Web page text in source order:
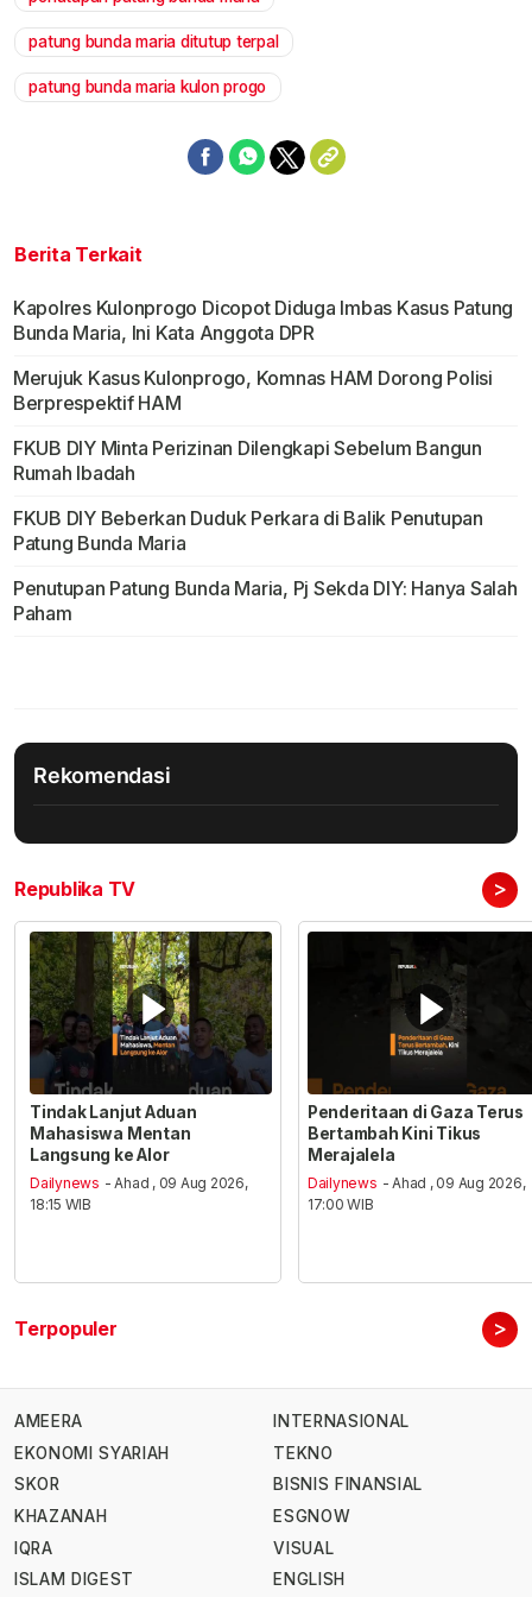
patung bunda maria ditutup terpal
patung bunda maria kulon progo
Berita Terkait
Kapolres Kulonprogo Dicopot Diduga Imbas Kasus Patung
Bunda Maria, Ini Kata Anggota DPR
Merujuk Kasus Kulonprogo, Komnas HAM Dorong Polisi
Berprespektif HAM
FKUB DIY Minta Perizinan Dilengkapi Sebelum Bangun
Rumah Ibadah
FKUB DIY Beberkan Duduk Perkara di Balik Penutupan
Patung Bunda Maria
Penutupan Patung Bunda Maria, Pj Sekda DIY: Hanya Salah
Paham
Rekomendasi
Republika TV >
Tindak Lanjut Aduan
Mahasiswa Mentan
Langsung ke Alor
Dailynews - Ahad , 09 Aug 2026,
18:15 WIB
Penderitaan di Gaza Terus
Bertambah Kini Tikus
Merajalela
Dailynews - Ahad , 09 Aug 2026,
17:00 WIB
Terpopuler >
AMEERA
EKONOMI SYARIAH
SKOR
KHAZANAH
IQRA
ISLAM DIGEST
INTERNASIONAL
TEKNO
BISNIS FINANSIAL
ESGNOW
VISUAL
ENGLISH